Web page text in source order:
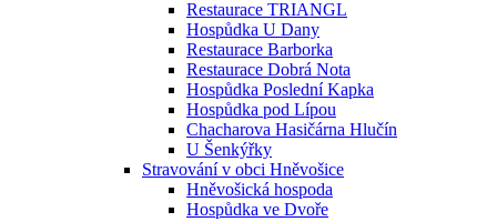
Restaurace TRIANGL
Hospůdka U Dany
Restaurace Barborka
Restaurace Dobrá Nota
Hospůdka Poslední Kapka
Hospůdka pod Lípou
Chacharova Hasičárna Hlučín
U Šenkýřky
Stravování v obci Hněvošice
Hněvošická hospoda
Hospůdka ve Dvoře